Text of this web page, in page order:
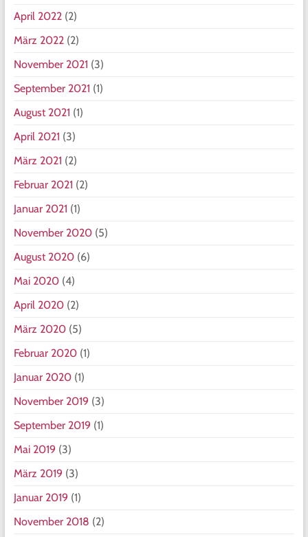
April 2022(2)
März 2022(2)
November 2021 (3)
September 2021 (1)
August 2021 (1)
April 2021 (3)
März 2021 (2)
Februar 2021 (2)
Januar 2021 (1)
November 2020(5)
August 2020(6)
Mai 2020(4)
April 2020(2)
März 2020(5)
Februar 2020(1)
Januar 2020(1)
November 2019 (3)
September 2019 (1)
Mai 2019 (3)
März 2019 (3)
Januar 2019 (1)
November 2018 (2)